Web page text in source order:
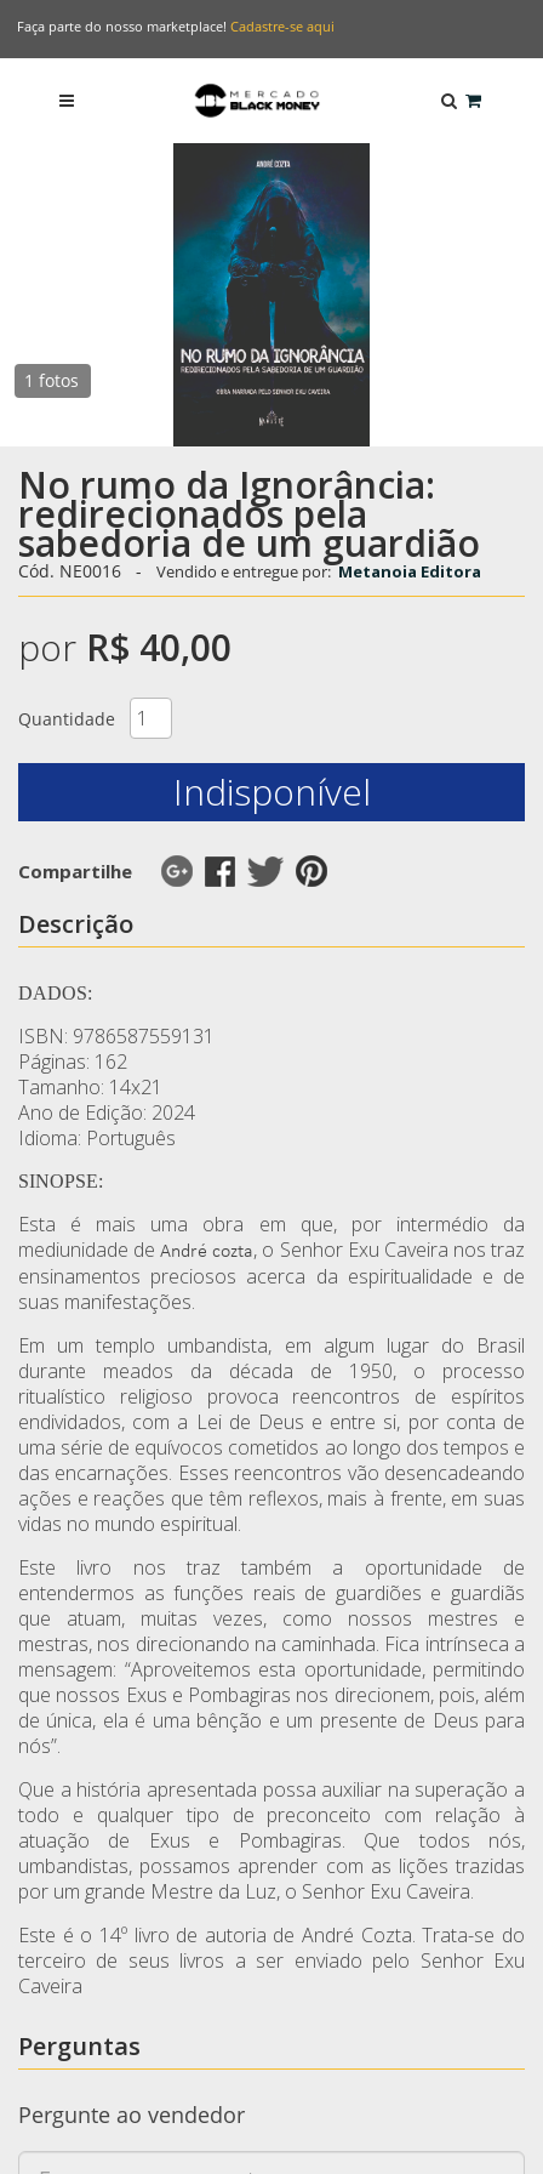
Faça parte do nosso marketplace! Cadastre-se aqui
1 fotos
No rumo da Ignorância:
redirecionados pela
sabedoria de um guardião
Cód. NE0016 - Vendido e entregue por:Metanoia Editora
por R$ 40,00
Quantidade
Indisponível
Compartilhe
Descrição
DADOS:
ISBN: 9786587559131
Páginas: 162
Tamanho: 14x21
Ano de Edição: 2024
Idioma: Português
SINOPSE:
Esta é mais uma obra em que, por intermédio da
mediunidade deAndré cozta, o Senhor Exu Caveira nos traz
ensinamentos preciosos acerca da espiritualidade e de
suas manifestações.
Em um templo umbandista, em algum lugar do Brasil
durante meados da década de 1950, o processo
ritualístico religioso provoca reencontros de espíritos
endividados, com a Lei de Deus e entre si, por conta de
uma série de equívocos cometidos ao longo dos tempos e
das encarnações. Esses reencontros vão desencadeando
ações e reações que têm reflexos, mais à frente, em suas
vidas no mundo espiritual.
Este livro nos traz também a oportunidade de
entendermos as funções reais de guardiões e guardiãs
que atuam, muitas vezes, como nossos mestres e
mestras, nos direcionando na caminhada. Fica intrínseca a
mensagem: “Aproveitemos esta oportunidade, permitindo
que nossos Exus e Pombagiras nos direcionem, pois, além
de única, ela é uma bênção e um presente de Deus para
nós”.
Que a história apresentada possa auxiliar na superação a
todo e qualquer tipo de preconceito com relação à
atuação de Exus e Pombagiras. Que todos nós,
umbandistas, possamos aprender com as lições trazidas
por um grande Mestre da Luz, o Senhor Exu Caveira.
Este é o 14º livro de autoria de André Cozta. Trata-se do
terceiro de seus livros a ser enviado pelo Senhor Exu
Caveira
Perguntas
Pergunte ao vendedor